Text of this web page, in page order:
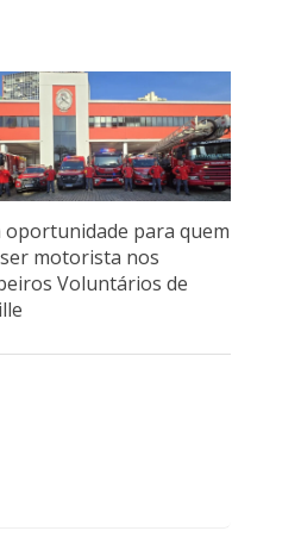
oportunidade para quem
motorista nos
Voluntários de